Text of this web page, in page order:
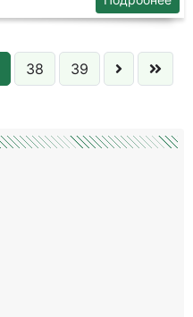
38 39